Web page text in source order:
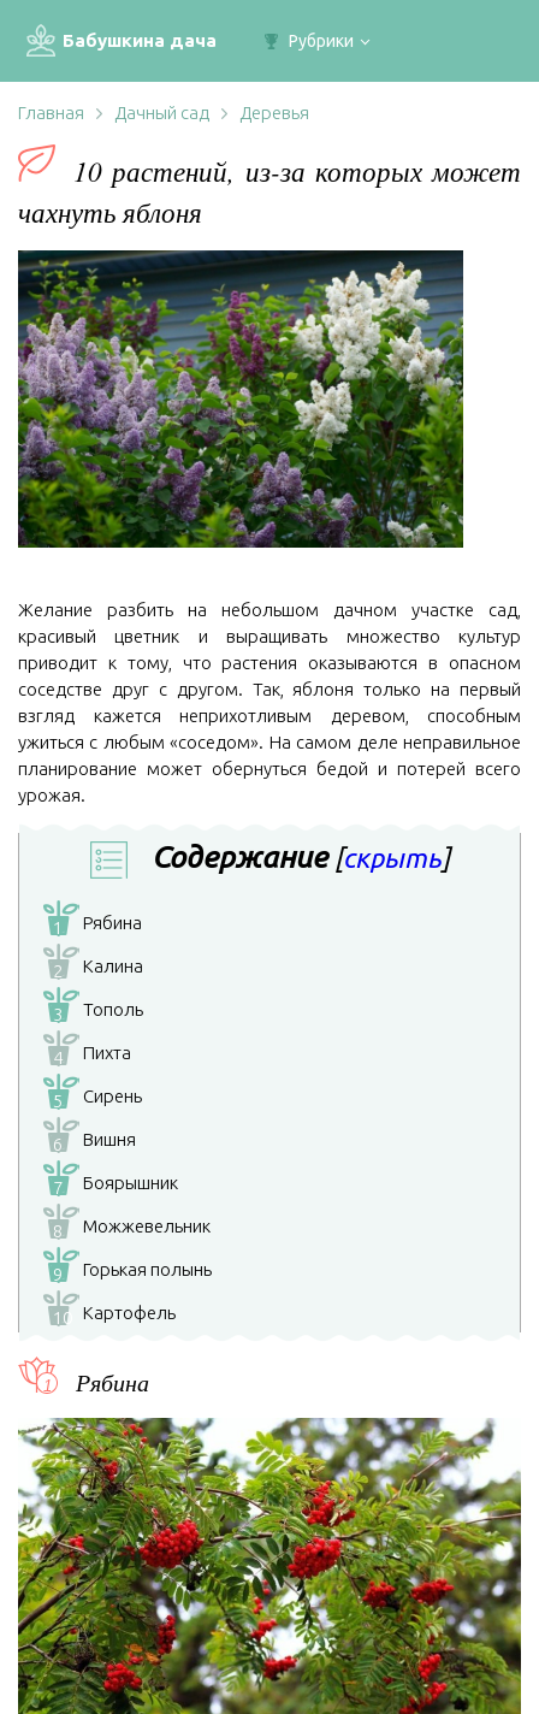
Бабушкина дача Рубрики
Главная Дачный сад Деревья
10 растений, из-за которых может
чахнуть яблоня
Желание разбить на небольшом дачном участке сад,
красивый цветник и выращивать множество культур
приводит к тому, что растения оказываются в опасном
соседстве друг с другом. Так, яблоня только на первый
взгляд кажется неприхотливым деревом, способным
ужиться с любым «соседом». На самом деле неправильное
планирование может обернуться бедой и потерей всего
урожая.
Содержание [скрыть]
1 Рябина
2 Калина
3 Тополь
4 Пихта
5 Сирень
6 Вишня
7 Боярышник
8 Можжевельник
9 Горькая полынь
10 Картофель
Рябина